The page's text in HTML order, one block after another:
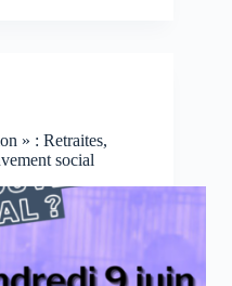
» : Retraites,
social